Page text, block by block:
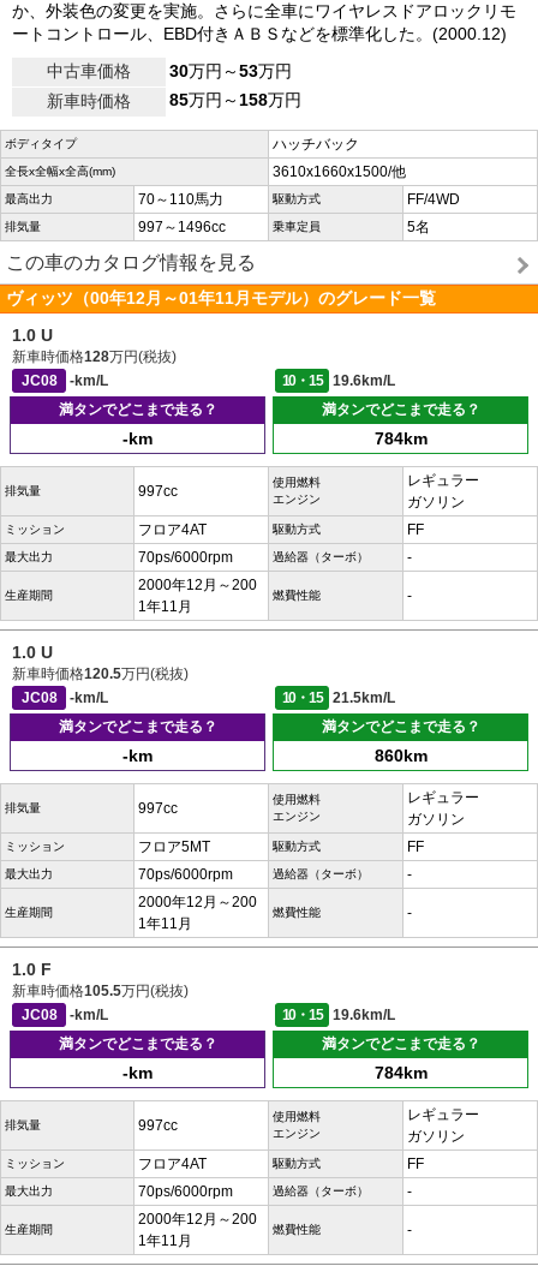
か、外装色の変更を実施。さらに全車にワイヤレスドアロックリモ
ートコントロール、EBD付きＡＢＳなどを標準化した。(2000.12)
中古車価格
30万円～53万円
新車時価格
85万円～158万円
ボディタイプ ハッチバック
全長x全幅x全高(mm) 3610x1660x1500/他
最高出力 70～110馬力 駆動方式 FF/4WD
排気量 997～1496cc 乗車定員 5名
この車のカタログ情報を見る
ヴィッツ（00年12月～01年11月モデル）のグレード一覧
1.0 U
新車時価格128万円(税抜)
JC08
-km/L 10・15
19.6km/L
満タンでどこまで走る？
-km
満タンでどこまで走る？
784km
排気量 997cc
使用燃料
エンジン
レギュラー
ガソリン
ミッション フロア4AT 駆動方式 FF
最大出力 70ps/6000rpm 過給器（ターボ） -
生産期間
2000年12月～200
1年11月
燃費性能 -
1.0 U
新車時価格120.5万円(税抜)
JC08
-km/L 10・15
21.5km/L
満タンでどこまで走る？
-km
満タンでどこまで走る？
860km
排気量 997cc
使用燃料
エンジン
レギュラー
ガソリン
ミッション フロア5MT 駆動方式 FF
最大出力 70ps/6000rpm 過給器（ターボ） -
生産期間
2000年12月～200
1年11月
燃費性能 -
1.0 F
新車時価格105.5万円(税抜)
JC08
-km/L 10・15
19.6km/L
満タンでどこまで走る？
-km
満タンでどこまで走る？
784km
排気量 997cc
使用燃料
エンジン
レギュラー
ガソリン
ミッション フロア4AT 駆動方式 FF
最大出力 70ps/6000rpm 過給器（ターボ） -
生産期間
2000年12月～200
1年11月
燃費性能 -